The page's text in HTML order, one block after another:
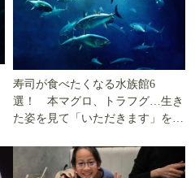
寿司が食べたくなる水族館6
選！ 本マグロ、トラフグ…生き
た姿を見て「いただきます」を考